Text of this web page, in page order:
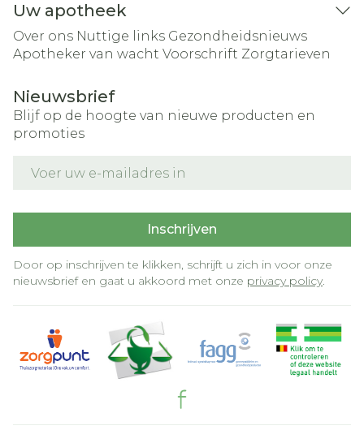
Uw apotheek
Over ons Nuttige links Gezondheidsnieuws
Apotheker van wacht Voorschrift Zorgtarieven
Nieuwsbrief
Blijf op de hoogte van nieuwe producten en
promoties
Inschrijven
Door op inschrijven te klikken, schrijft u zich in voor onze
nieuwsbrief en gaat u akkoord met onze privacy policy.